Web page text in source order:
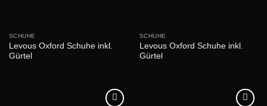
SCHUHE
Levous Oxford Schuhe inkl.
Gürtel
SCHUHE
Levous Oxford Schuhe inkl.
Gürtel